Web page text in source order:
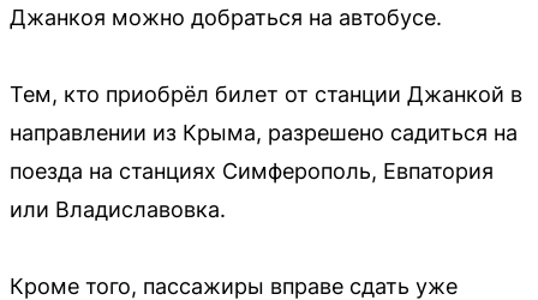
Джанкоя можно добраться на автобусе.
Тем, кто приобрёл билет от станции Джанкой в
направлении из Крыма, разрешено садиться на
поезда на станциях Симферополь, Евпатория
или Владиславовка.
Кроме того, пассажиры вправе сдать уже